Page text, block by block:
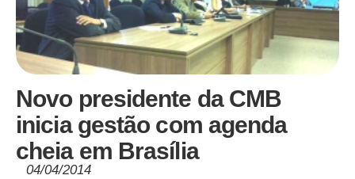
Novo presidente da CMB
inicia gestão com agenda
cheia em Brasília
04/04/2014